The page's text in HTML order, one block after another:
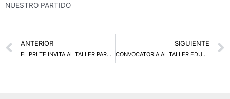
NUESTRO PARTIDO
Prev
ANTERIOR
EL PRI TE INVITA AL TALLER PARA MUJERES
SIGUIENTE
CONVOCATORIA AL TALLER EDUCACION Y CAPACITACION POLITICA